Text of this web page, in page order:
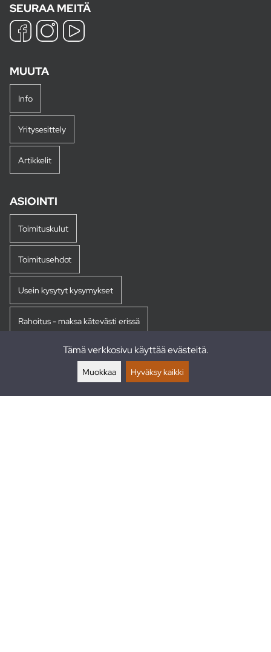
SEURAA MEITÄ
MUUTA
Info
Yritysesittely
Artikkelit
ASIOINTI
Toimituskulut
Toimitusehdot
Usein kysytyt kysymykset
Rahoitus - maksa kätevästi erissä
Tämä verkkosivu käyttää evästeitä.
Muokkaa Hyväksy kaikki